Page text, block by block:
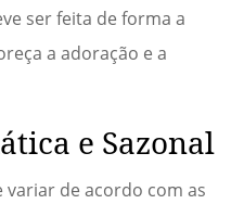
ser feita de forma a
a adoração e a
e Sazonal
variar de acordo com as